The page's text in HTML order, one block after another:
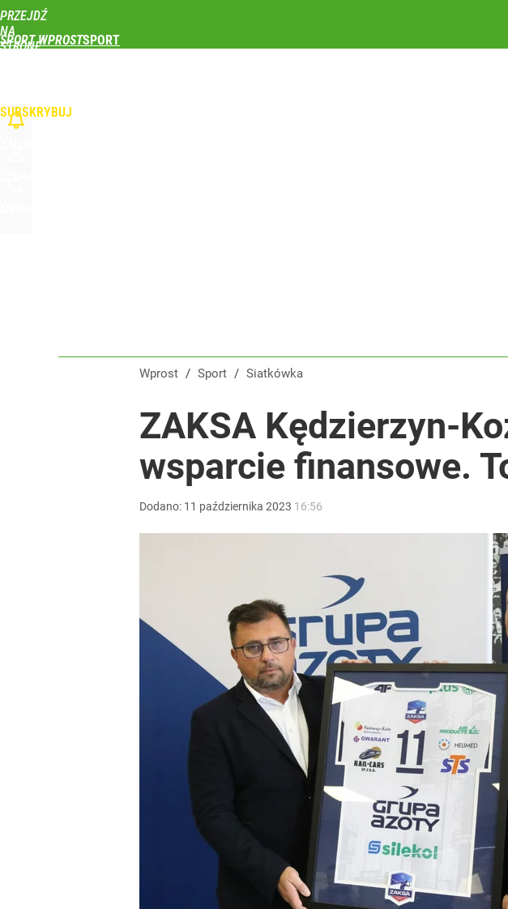
PRZEJDŹ
NA
STRONĘ
SPORT WPROST
SUBSKRYBUJ
Wprost / Sport / Siatkówka
ZAKSA Kędzierzyn-
wsparcie finansowe.
Dodano: 11 października 2023 16:56